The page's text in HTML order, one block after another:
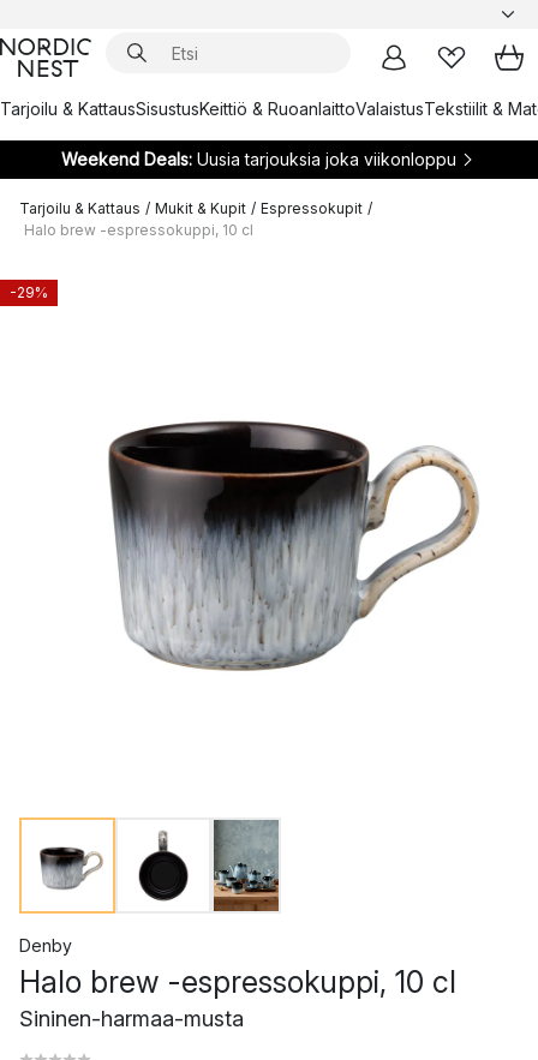
Tarjoilu & KattausSisustusKeittiö & RuoanlaittoValaistusTekstiilit &
Weekend Deals:Uusia tarjouksia joka viikonloppu
Tarjoilu & Kattaus / Mukit & Kupit / Espressokupit /
Halo brew -espressokuppi, 10 cl
-29%
Denby
Halo brew -espressokuppi, 10 cl
Sininen-harmaa-musta